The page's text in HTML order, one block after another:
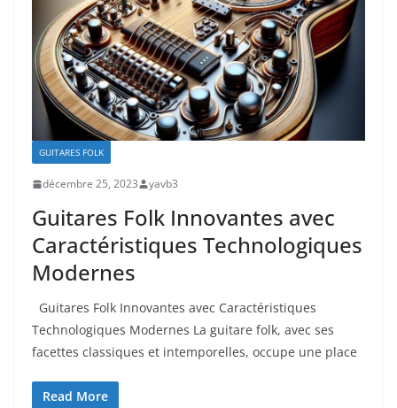
GUITARES FOLK
décembre 25, 2023 yavb3
Guitares Folk Innovantes avec
Caractéristiques Technologiques
Modernes
Guitares Folk ‌Innovantes avec Caractéristiques
Technologiques Modernes La⁢ guitare folk,‍ avec ses
facettes classiques et intemporelles, occupe une place
Read More